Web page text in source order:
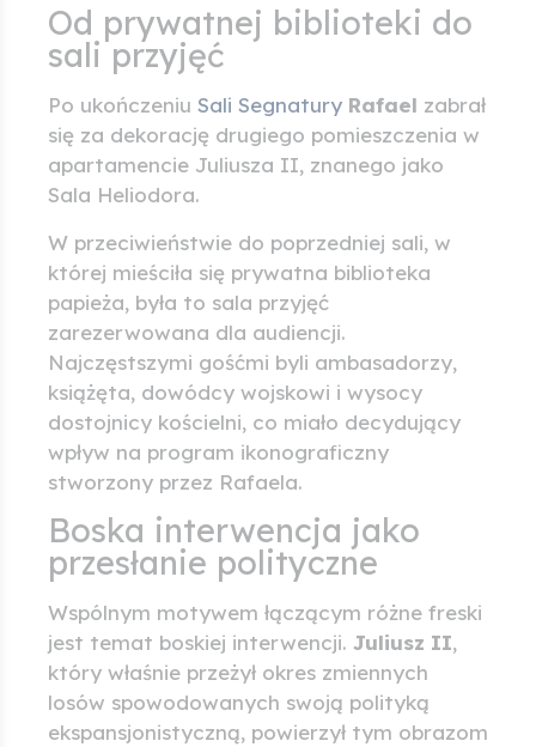
Od prywatnej biblioteki do
sali przyjęć
Po ukończeniu Sali Segnatury Rafael zabrał
się za dekorację drugiego pomieszczenia w
apartamencie Juliusza II, znanego jako
Sala Heliodora.
W przeciwieństwie do poprzedniej sali, w
której mieściła się prywatna biblioteka
papieża, była to sala przyjęć
zarezerwowana dla audiencji.
Najczęstszymi gośćmi byli ambasadorzy,
książęta, dowódcy wojskowi i wysocy
dostojnicy kościelni, co miało decydujący
wpływ na program ikonograficzny
stworzony przez Rafaela.
Boska interwencja jako
przesłanie polityczne
Wspólnym motywem łączącym różne freski
jest temat boskiej interwencji. Juliusz II,
który właśnie przeżył okres zmiennych
losów spowodowanych swoją polityką
ekspansjonistyczną, powierzył tym obrazom